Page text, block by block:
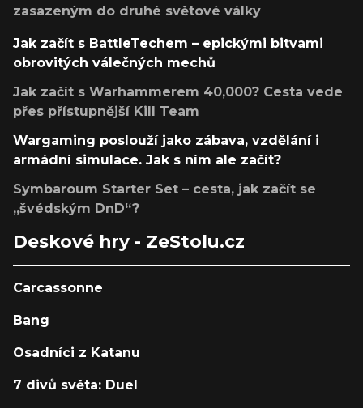
zasazeným do druhé světové války
Jak začít s BattleTechem – epickými bitvami
obrovitých válečných mechů
Jak začít s Warhammerem 40,000? Cesta vede
přes přístupnější Kill Team
Wargaming poslouží jako zábava, vzdělání i
armádní simulace. Jak s ním ale začít?
Symbaroum Starter Set – cesta, jak začít se
„švédským DnD“?
Deskové hry - ZeStolu.cz
Carcassonne
Bang
Osadníci z Katanu
7 divů světa: Duel